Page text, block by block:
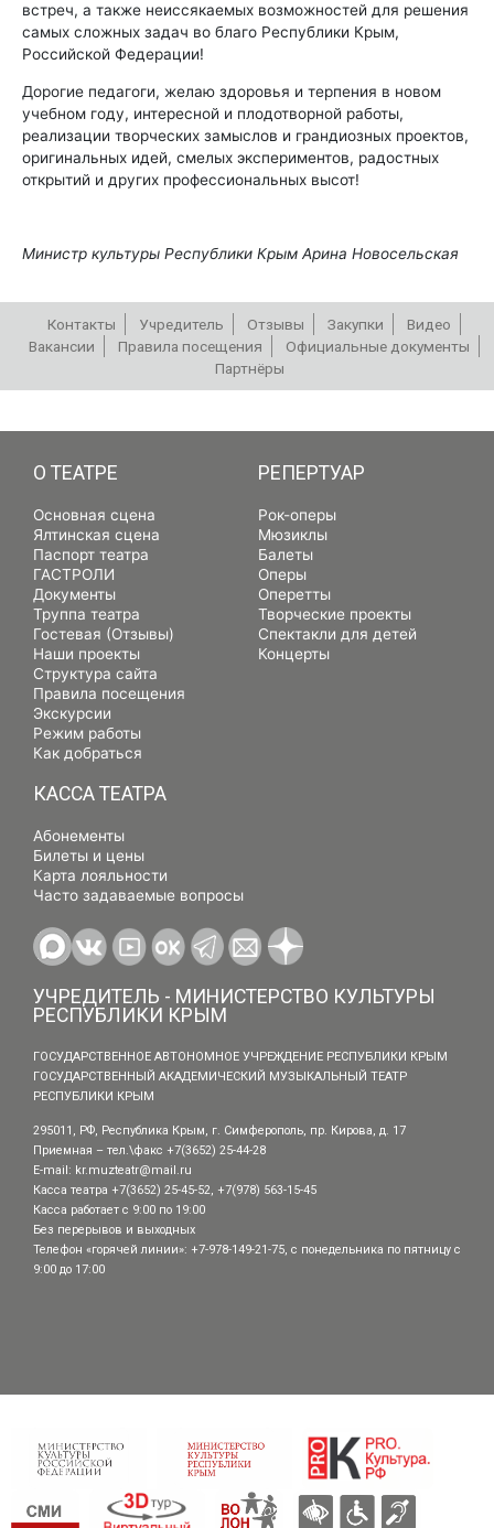
встреч, а также неиссякаемых возможностей для решения
самых сложных задач во благо Республики Крым,
Российской Федерации!
Дорогие педагоги, желаю здоровья и терпения в новом
учебном году, интересной и плодотворной работы,
реализации творческих замыслов и грандиозных проектов,
оригинальных идей, смелых экспериментов, радостных
открытий и других профессиональных высот!
Министр культуры Республики Крым Арина Новосельская
Контакты Учредитель Отзывы Закупки
Видео
Вакансии
Правила посещения
Официальные документы
Партнёры
О ТЕАТРЕ
Основная сцена
Ялтинская сцена
Паспорт театра
ГАСТРОЛИ
Документы
Труппа театра
Гостевая (Отзывы)
Наши проекты
Структура сайта
Правила посещения
Экскурсии
Режим работы
Как добраться
РЕПЕРТУАР
Рок-оперы
Мюзиклы
Балеты
Оперы
Оперетты
Творческие проекты
Спектакли для детей
Концерты
КАССА ТЕАТРА
Абонементы
Билеты и цены
Карта лояльности
Часто задаваемые вопросы
УЧРЕДИТЕЛЬ - МИНИСТЕРСТВО КУЛЬТУРЫ
РЕСПУБЛИКИ КРЫМ
ГОСУДАРСТВЕННОЕ АВТОНОМНОЕ УЧРЕЖДЕНИЕ РЕСПУБЛИКИ КРЫМ
ГОСУДАРСТВЕННЫЙ АКАДЕМИЧЕСКИЙ МУЗЫКАЛЬНЫЙ ТЕАТР
РЕСПУБЛИКИ КРЫМ
295011, РФ, Республика Крым, г. Симферополь, пр. Кирова, д. 17
Приемная – тел.\факс +7(3652) 25-44-28
E-mail: kr.muzteatr@mail.ru
Касса театра +7(3652) 25-45-52, +7(978) 563-15-45
Касса работает с 9:00 по 19:00
Без перерывов и выходных
Телефон «горячей линии»: +7-978-149-21-75, с понедельника по пятницу с
9:00 до 17:00